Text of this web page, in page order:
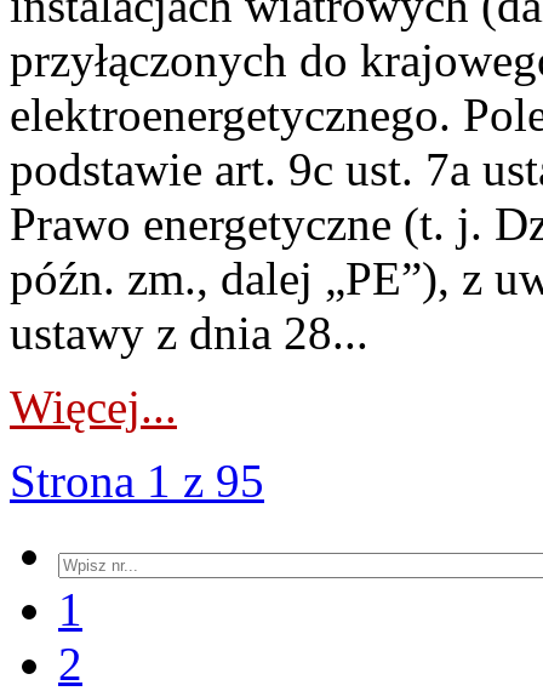
przyłączonych do
elektroenergetycznego.
podstawie art. 9c ust. 7a
Prawo energetyczne (t. j.
późn. zm., dalej „PE”), z
ustawy z dnia 28...
Więcej...
Strona 1 z 95
1
2